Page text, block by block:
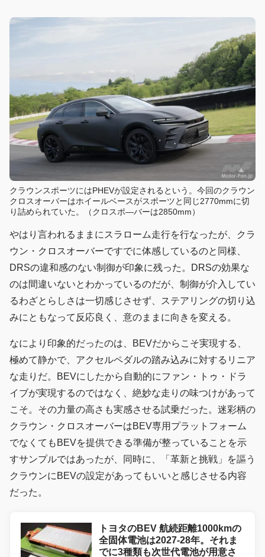
クラウンスポーツにはPHEVが設定されるという。今回のクラウン
クロスオーバーはホイールベースがスポーツと同じ2770mmに切
り詰められていた。（クロスポ—バーは2850mm）
やはり言われるままにスラローム走行を行なったが、クラ
ウン・クロスオーバーですでに体感しているのと同様、
DRSの違和感のない制御が印象に残った。DRSの効果な
のは間違いないとわかっているのだが、制御が介入してい
るわざとらしさは一切感じさせず、ステアリングの切り込
みにともなって反応良く、意のままに向きを変える。
なにより印象的だったのは、BEVだからこそ実現する、
極めて静かで、アクセルペダルの踏み込みに対するリニア
な走りだ。BEVにしたから自動的にファン・トゥ・ドラ
イブが実現するのではなく、絶妙な走りの味つけがあって
こそ。その力量の高さも実感させる試乗だった。迷彩柄の
クラウン・クロスオーバーはBEV専用プラットフォーム
でなくてもBEVを提供できる準備が整っていることを示
すサンプルではあったが、同時に、「革新と挑戦」を謳う
クラウンにBEVの設定があってもいいと感じさせる内容
だった。
トヨタのBEV 航続距離1000kmの
全固体電池は2027-28年。それま
でに3種類も次世代電池が用意さ